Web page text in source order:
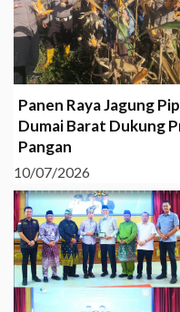
Panen Raya Jagung
Dumai Barat Dukung
Pangan
10/07/2026